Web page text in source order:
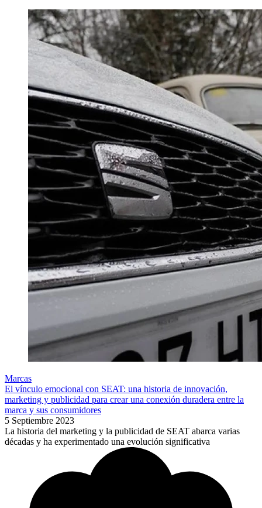
Marcas
El vínculo emocional con SEAT: una historia de innovación,
marketing y publicidad para crear una conexión duradera entre la
marca y sus consumidores
5 Septiembre 2023
La historia del marketing y la publicidad de SEAT abarca varias
décadas y ha experimentado una evolución significativa